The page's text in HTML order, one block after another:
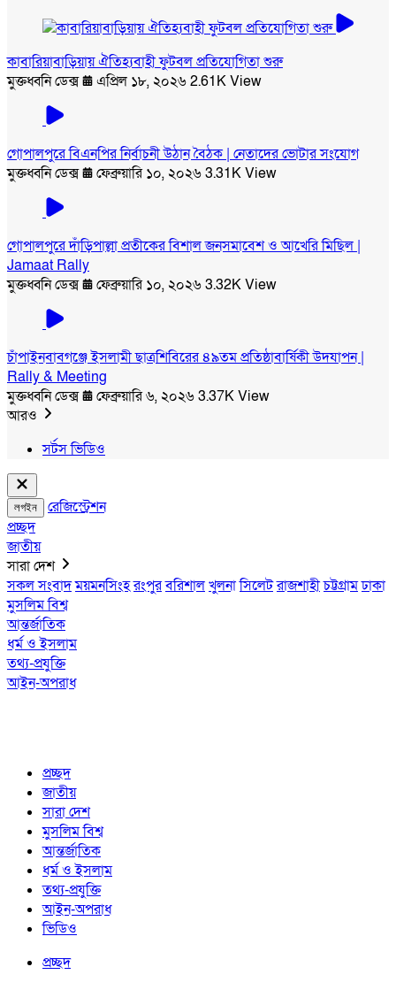
কাবারিয়াবাড়িয়ায় ঐতিহ্যবাহী ফুটবল প্রতিযোগিতা শুরু
মুক্তধ্বনি ডেক্স
এপ্রিল ১৮, ২০২৬2.61K View
গোপালপুরে বিএনপির নির্বাচনী উঠান বৈঠক | নেতাদের ভোটার সংযোগ
মুক্তধ্বনি ডেক্স
ফেব্রুয়ারি ১০, ২০২৬3.31K View
গোপালপুরে দাঁড়িপাল্লা প্রতীকের বিশাল জনসমাবেশ ও আখেরি মিছিল |
Jamaat Rally
মুক্তধ্বনি ডেক্স
ফেব্রুয়ারি ১০, ২০২৬3.32K View
চাঁপাইনবাবগঞ্জে ইসলামী ছাত্রশিবিরের ৪৯তম প্রতিষ্ঠাবার্ষিকী উদযাপন |
Rally & Meeting
মুক্তধ্বনি ডেক্স
ফেব্রুয়ারি ৬, ২০২৬3.37K View
আরও
সর্টস ভিডিও
লগইন
রেজিস্ট্রেশন
প্রচ্ছদ
জাতীয়
সারা দেশ
সকল সংবাদময়মনসিংহরংপুরবরিশালখুলনাসিলেটরাজশাহীচট্টগ্রামঢাকা
মুসলিম বিশ্ব
আন্তর্জাতিক
ধর্ম ও ইসলাম
তথ্য-প্রযুক্তি
আইন-অপরাধ
প্রচ্ছদ
জাতীয়
সারা দেশ
মুসলিম বিশ্ব
আন্তর্জাতিক
ধর্ম ও ইসলাম
তথ্য-প্রযুক্তি
আইন-অপরাধ
ভিডিও
প্রচ্ছদ